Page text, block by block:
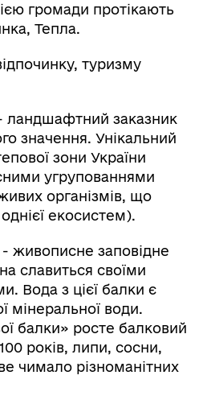
громади протікають
Тепла.
туризму
ландшафтний заказник
значення. Унікальний
зони України
угрупованнями
організмів, що
екосистем).
живописне заповідне
славиться своїми
Вода з цієї балки є
мінеральної води.
балки» росте балковий
років, липи, сосни,
чимало різноманітних